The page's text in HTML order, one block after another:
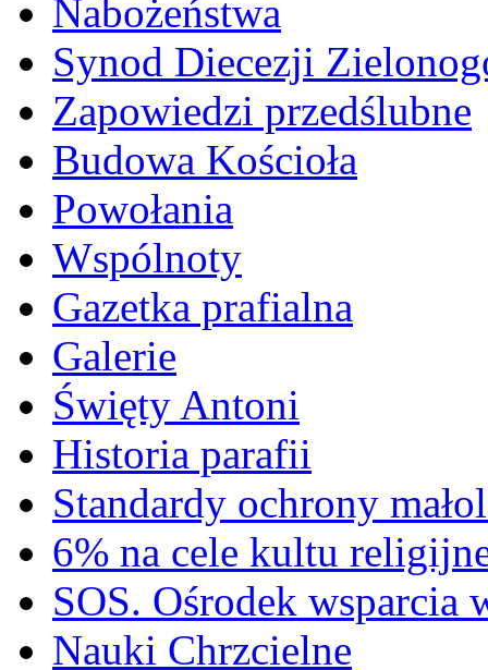
Nabożeństwa
Synod Diecezji
Zapowiedzi przedślubne
Budowa Kościoła
Powołania
Wspólnoty
Gazetka prafialna
Galerie
Święty Antoni
Historia parafii
Standardy ochrony
6% na cele kultu
SOS. Ośrodek wsparcia
Nauki Chrzcielne